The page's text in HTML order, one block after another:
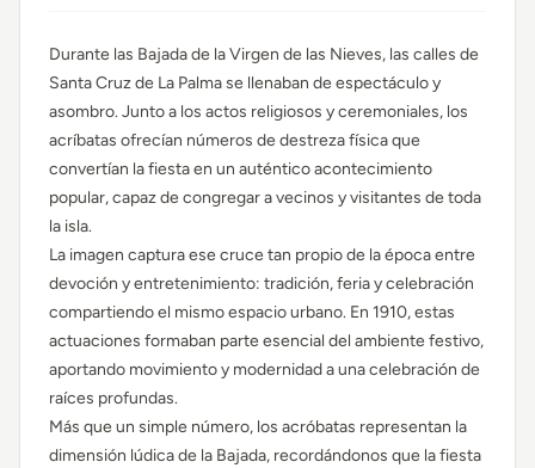
Durante las Bajada de la Virgen de las Nieves, las calles de
Santa Cruz de La Palma se llenaban de espectáculo y
asombro. Junto a los actos religiosos y ceremoniales, los
acríbatas ofrecían números de destreza física que
convertían la fiesta en un auténtico acontecimiento
popular, capaz de congregar a vecinos y visitantes de toda
la isla.
La imagen captura ese cruce tan propio de la época entre
devoción y entretenimiento: tradición, feria y celebración
compartiendo el mismo espacio urbano. En 1910, estas
actuaciones formaban parte esencial del ambiente festivo,
aportando movimiento y modernidad a una celebración de
raíces profundas.
Más que un simple número, los acróbatas representan la
dimensión lúdica de la Bajada, recordándonos que la fiesta